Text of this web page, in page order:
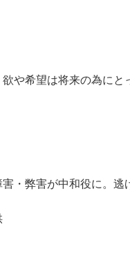
や希望は将来の為にと
・弊害が中和役に。逃